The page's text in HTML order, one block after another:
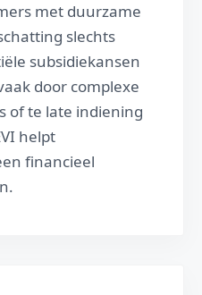
met duurzame
slechts
subsidiekansen
door complexe
of te late indiening
helpt
financieel